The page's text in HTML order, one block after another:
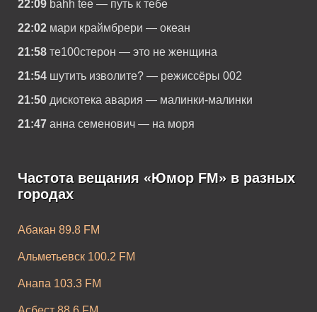
22:09 bahh tee — путь к тебе
22:02 мари краймбрери — океан
21:58 те100стерон — это не женщина
21:54 шутить изволите? — режиссёры 002
21:50 дискотека авария — малинки-малинки
21:47 анна семенович — на моря
Частота вещания «Юмор FM» в разных
городах
Абакан 89.8 FM
Альметьевск 100.2 FM
Анапа 103.3 FM